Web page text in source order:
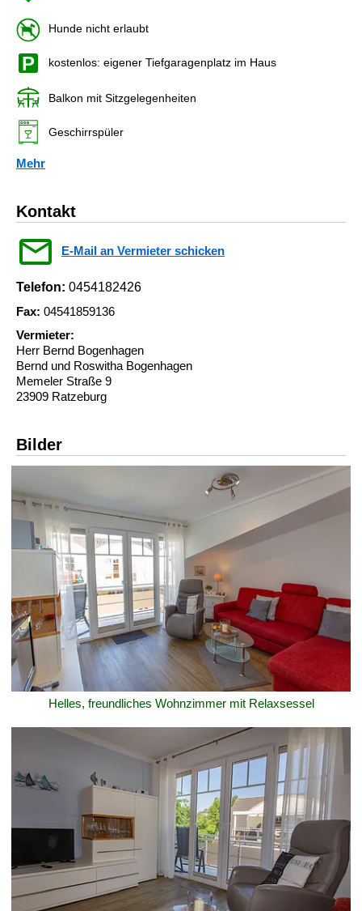
Hunde nicht erlaubt
kostenlos: eigener Tiefgaragenplatz im Haus
Balkon mit Sitzgelegenheiten
Geschirrspüler
Mehr
Kontakt
E-Mail an Vermieter schicken
Telefon: 0454182426
Fax: 04541859136
Vermieter:
Herr Bernd Bogenhagen
Bernd und Roswitha Bogenhagen
Memeler Straße 9
23909 Ratzeburg
Bilder
Helles, freundliches Wohnzimmer mit Relaxsessel